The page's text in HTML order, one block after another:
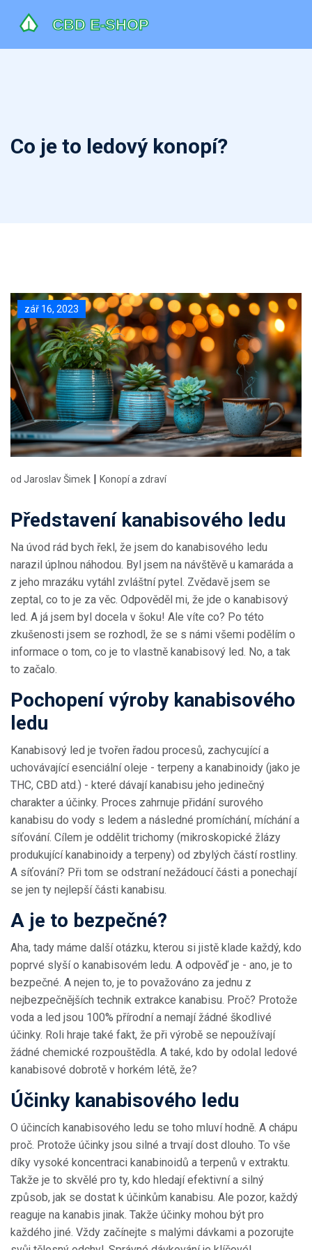
Co je to ledový konopí?
zář 16, 2023
od Jaroslav Šimek | Konopí a zdraví
Představení kanabisového ledu
Na úvod rád bych řekl, že jsem do kanabisového ledu
narazil úplnou náhodou. Byl jsem na návštěvě u kamaráda a
z jeho mrazáku vytáhl zvláštní pytel. Zvědavě jsem se
zeptal, co to je za věc. Odpověděl mi, že jde o kanabisový
led. A já jsem byl docela v šoku! Ale víte co? Po této
zkušenosti jsem se rozhodl, že se s námi všemi podělím o
informace o tom, co je to vlastně kanabisový led. No, a tak
to začalo.
Pochopení výroby kanabisového
ledu
Kanabisový led je tvořen řadou procesů, zachycující a
uchovávající esenciální oleje - terpeny a kanabinoidy (jako je
THC, CBD atd.) - které dávají kanabisu jeho jedinečný
charakter a účinky. Proces zahrnuje přidání surového
kanabisu do vody s ledem a následné promíchání, míchání a
síťování. Cílem je oddělit trichomy (mikroskopické žlázy
produkující kanabinoidy a terpeny) od zbylých částí rostliny.
A síťování? Při tom se odstraní nežádoucí části a ponechají
se jen ty nejlepší části kanabisu.
A je to bezpečné?
Aha, tady máme další otázku, kterou si jistě klade každý, kdo
poprvé slyší o kanabisovém ledu. A odpověď je - ano, je to
bezpečné. A nejen to, je to považováno za jednu z
nejbezpečnějších technik extrakce kanabisu. Proč? Protože
voda a led jsou 100% přírodní a nemají žádné škodlivé
účinky. Roli hraje také fakt, že při výrobě se nepoužívají
žádné chemické rozpouštědla. A také, kdo by odolal ledové
kanabisové dobrotě v horkém létě, že?
Účinky kanabisového ledu
O účincích kanabisového ledu se toho mluví hodně. A chápu
proč. Protože účinky jsou silné a trvají dost dlouho. To vše
díky vysoké koncentraci kanabinoidů a terpenů v extraktu.
Takže je to skvělé pro ty, kdo hledají efektivní a silný
způsob, jak se dostat k účinkům kanabisu. Ale pozor, každý
reaguje na kanabis jinak. Takže účinky mohou být pro
každého jiné. Vždy začínejte s malými dávkami a pozorujte